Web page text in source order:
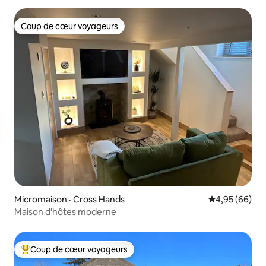
Coup de cœur voyageurs
Coup de cœur voyageurs
Micromaison · Cross Hands Note
4,95 (66)
Maison d'hôtes moderne
Coup de cœur voyageurs parmi les plus aimés
Coup de cœur voyageurs